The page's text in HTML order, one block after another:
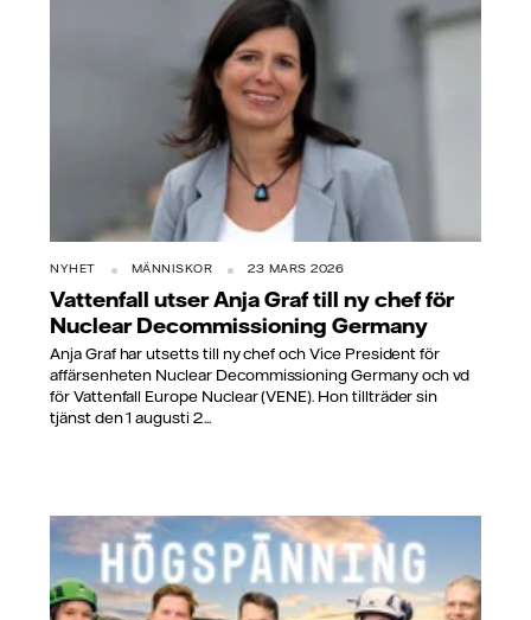
NYHET MÄNNISKOR 23 MARS 2026
Vattenfall utser Anja Graf till ny chef för
Nuclear Decommissioning Germany
Anja Graf har utsetts till ny chef och Vice President för
affärsenheten Nuclear Decommissioning Germany och vd
för Vattenfall Europe Nuclear (VENE). Hon tillträder sin
tjänst den 1 augusti 2...